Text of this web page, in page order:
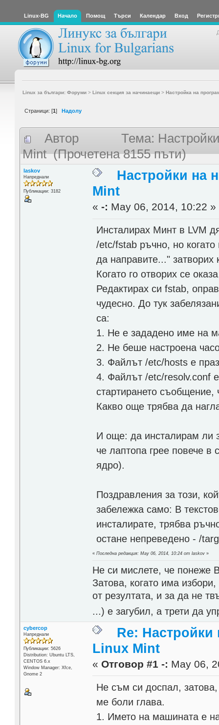
Linux-BG Начало Помощ Търси Календар Вход
Linux за българи: Форуми> Linux секция за начинаещи> Настройка на
Страници: [1] Надолу
Автор
Тема:
Mint (Прочетена 8155 пъти)
laskov
Напреднали
Публикации: 3182
Настройки на
Mint
«-: May 06, 2014, 10:22 »
Инсталирах Минт в LVM
/etc/fstab ръчно, но
да направите..."
Когато го отворих се
Редактирах си fstab,
чудесно. До тук
са:
1. Не е зададено име на
2. Не беше настроена
3. Файлът /etc/hosts е
4. Файлът /etc/resolv.conf
стартирането
Какво още трябва да
И още: да инсталирам ли
че лаптопа грее повече в
ядро).
Поздравления за този,
забележка само: В
инсталирате, трябва
остане непреведено - /
«Последна редакция: May 06, 2014, 10:24 от laskov »
Не си мислете, че понеже
Затова, когато има
от резултата, и за да не
...) е загубил, а трети да
cybercop
Напреднали
Публикации: 5626
Distribution: Ubuntu LTS,
CENTOS 6.x
Window Manager: Xfce,
Gnome 2
Re:
Linux Mint
« Отговор #1 -: May 06,
Не съм си доспал,
ме боли глава.
1. Името на машината е